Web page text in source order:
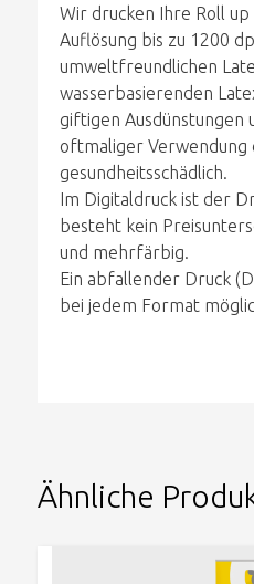
Wir drucken Ihre Roll
Auflösung bis zu 1200
umweltfreundlichen
wasserbasierenden
giftigen Ausdünstungen
oftmaliger Verwendung
gesundheitsschädlich.
Im Digitaldruck ist der
besteht kein
und mehrfärbig.
Ein abfallender Druck
bei jedem Format
Ähnliche